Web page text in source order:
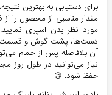
برای دستیابی به بهترین
مورد نظر بدن اسپری
دست‌ها، پشت گوش و
آن بلافاصله پس از حمام
نیاز می‌توانید در طول روز
حفظ شود. 😉